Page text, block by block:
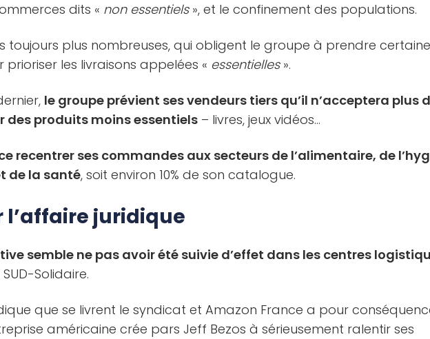
dits « non essentiels», et le confinement des populations.
toujours plus nombreuses, qui obligent le groupe à prendre
prioriser les livraisons appelées « essentielles».
le groupe prévient ses vendeurs tiers qu’il n’acceptera plus
des produits moins essentiels – livres, jeux vidéos…
recentrer ses commandes aux secteurs de l’alimentaire, de
de la santé, soit environ 10% de son catalogue.
l’affaire juridique
semble ne pas avoir été suivie d’effet dans les centres
Solidaire.
que se livrent le syndicat et Amazon France a pour
américaine crée pars Jeff Bezos à sérieusement ralentir ses